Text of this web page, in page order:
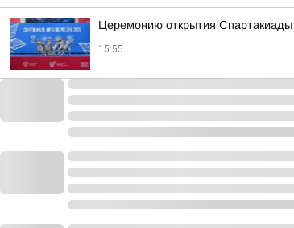
Церемонию открытия
15:55